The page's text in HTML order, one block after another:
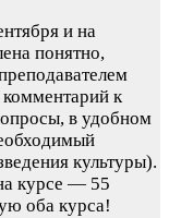
и на
понятно,
к
в удобном
культуры).
курсе — 55
оба курса!